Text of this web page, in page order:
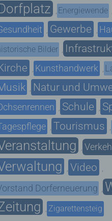
, Energiewende
, Gewerbe ,
Bilder ,
, Kunsthandwerk ,
, Natur und
, Schule ,
, Tourismus ,
,
, Video ,
Dorferneuerung ,
, Zigarettensteig